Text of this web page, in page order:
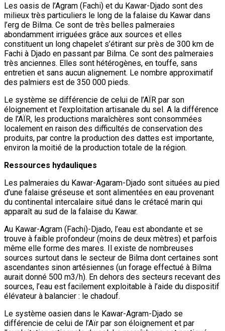
Les oasis de l’Agram (Fachi) et du Kawar-Djado sont des
milieux très particuliers le long de la falaise du Kawar dans
l’erg de Bilma. Ce sont de très belles palmeraies
abondamment irriguées grâce aux sources et elles
constituent un long chapelet s’étirant sur près de 300 km de
Fachi à Djado en passant par Bilma. Ce sont des palmeraies
très anciennes. Elles sont hétérogènes, en touffe, sans
entretien et sans aucun alignement. Le nombre approximatif
des palmiers est de 350 000 pieds.
Le système se différencie de celui de l’AÏR par son
éloignement et l’exploitation artisanale du sel. A la différence
de l’AÏR, les productions maraîchères sont consommées
localement en raison des difficultés de conservation des
produits, par contre la production des dattes est importante,
environ la moitié de la production totale de la région.
Ressources hydauliques
Les palmeraies du Kawar-Agaram-Djado sont situées au pied
d’une falaise gréseuse et sont alimentées en eau provenant
du continental intercalaire situé dans le crétacé marin qui
apparaît au sud de la falaise du Kawar.
Au Kawar-Agram (Fachi)-Djado, l’eau est abondante et se
trouve à faible profondeur (moins de deux mètres) et parfois
même elle forme des mares. Il existe de nombreuses
sources surtout dans le secteur de Bilma dont certaines sont
ascendantes sinon artésiennes (un forage effectué à Bilma
aurait donné 500 m3/h). En dehors des secteurs recevant des
sources, l’eau est facilement exploitable à l’aide du dispositif
élévateur à balancier : le chadouf.
Le système oasien dans le Kawar-Agram-Djado se
différencie de celui de l’Aïr par son éloignement et par